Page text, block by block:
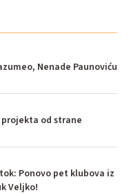
Nenade Paunoviću
od strane
Ponovo pet klubova iz
Veljko!